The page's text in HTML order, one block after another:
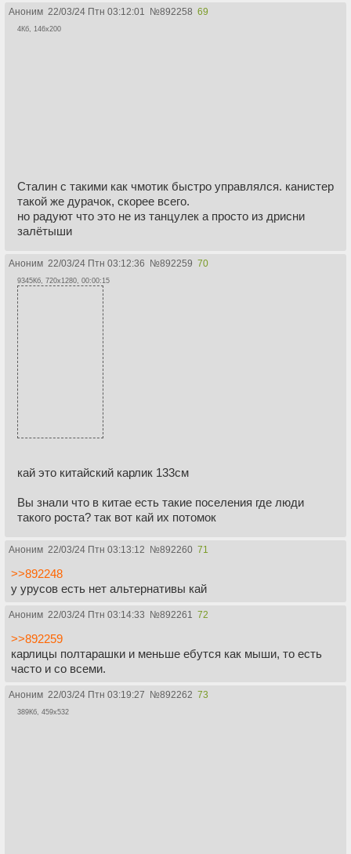
Аноним 22/03/24 Птн 03:12:01 №892258 69
4Кб, 146x200
Сталин с такими как чмотик быстро управлялся. канистер
такой же дурачок, скорее всего.
но радуют что это не из танцулек а просто из дрисни
залётыши
Аноним 22/03/24 Птн 03:12:36 №892259 70
9345Кб, 720x1280, 00:00:15
кай это китайский карлик 133см
Вы знали что в китае есть такие поселения где люди
такого роста? так вот кай их потомок
Аноним 22/03/24 Птн 03:13:12 №892260 71
>>892248
у урусов есть нет альтернативы кай
Аноним 22/03/24 Птн 03:14:33 №892261 72
>>892259
карлицы полтарашки и меньше ебутся как мыши, то есть
часто и со всеми.
Аноним 22/03/24 Птн 03:19:27 №892262 73
389Кб, 459x532